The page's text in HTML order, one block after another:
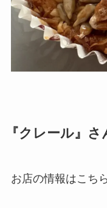
『クレール』
お店の情報はこち